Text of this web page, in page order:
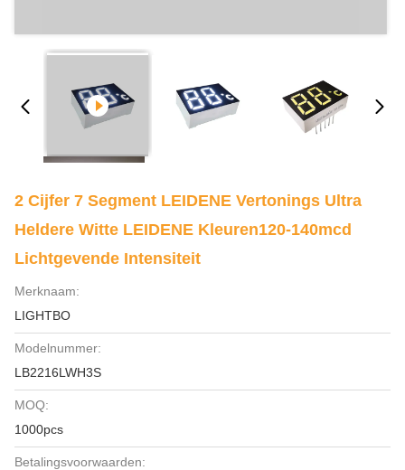
2 Cijfer 7 Segment LEIDENE Vertonings Ultra
Heldere Witte LEIDENE Kleuren120-140mcd
Lichtgevende Intensiteit
Merknaam:
LIGHTBO
Modelnummer:
LB2216LWH3S
MOQ:
1000pcs
Betalingsvoorwaarden: